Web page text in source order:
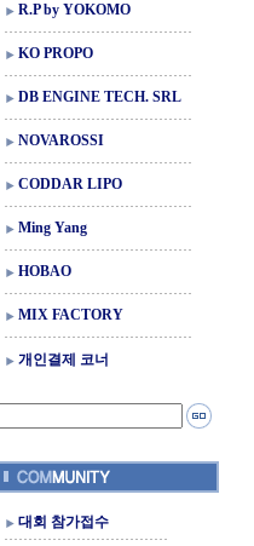
R.P by YOKOMO
KO PROPO
DB ENGINE TECH. SRL
NOVAROSSI
CODDAR LIPO
Ming Yang
HOBAO
MIX FACTORY
개인결제 코너
대회 참가접수